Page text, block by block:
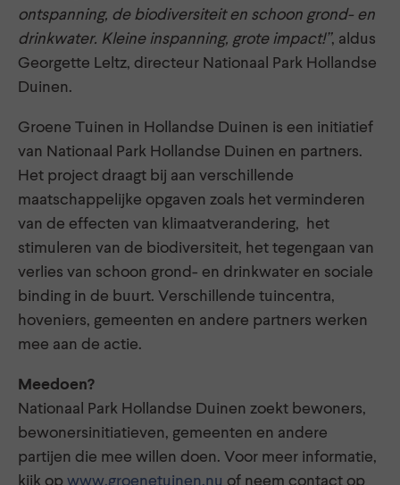
ontspanning, de biodiversiteit en schoon grond- en
drinkwater. Kleine inspanning, grote impact!”, aldus
Georgette Leltz, directeur Nationaal Park Hollandse
Duinen.
Groene Tuinen in Hollandse Duinen is een initiatief
van Nationaal Park Hollandse Duinen en partners.
Het project draagt bij aan verschillende
maatschappelijke opgaven zoals het verminderen
van de effecten van klimaatverandering, het
stimuleren van de biodiversiteit, het tegengaan van
verlies van schoon grond- en drinkwater en sociale
binding in de buurt. Verschillende tuincentra,
hoveniers, gemeenten en andere partners werken
mee aan de actie.
Meedoen?
Nationaal Park Hollandse Duinen zoekt bewoners,
bewonersinitiatieven, gemeenten en andere
partijen die mee willen doen. Voor meer informatie,
kijk op www.groenetuinen.nu of neem contact op